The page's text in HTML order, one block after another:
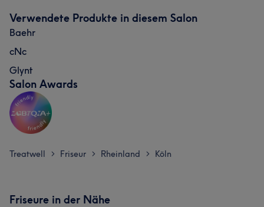
Verwendete Produkte in diesem Salon
Baehr
cNc
Glynt
Salon Awards
Treatwell > Friseur > Rheinland > Köln
Friseure in der Nähe